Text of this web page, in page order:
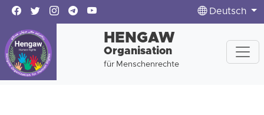
Deutsch
HENGAW
Organisation
für Menschenrechte